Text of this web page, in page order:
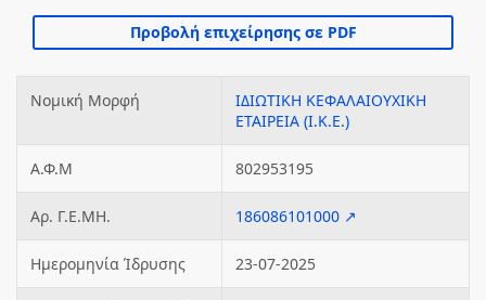
Νομική Μορφή
ΙΔΙΩΤΙΚΗ ΚΕΦΑΛΑΙΟΥΧΙΚΗ
ΕΤΑΙΡΕΙΑ (Ι.Κ.Ε.)
Α.Φ.Μ 802953195
Αρ. Γ.Ε.ΜΗ. 186086101000 ↗
Ημερομηνία Ίδρυσης 23-07-2025